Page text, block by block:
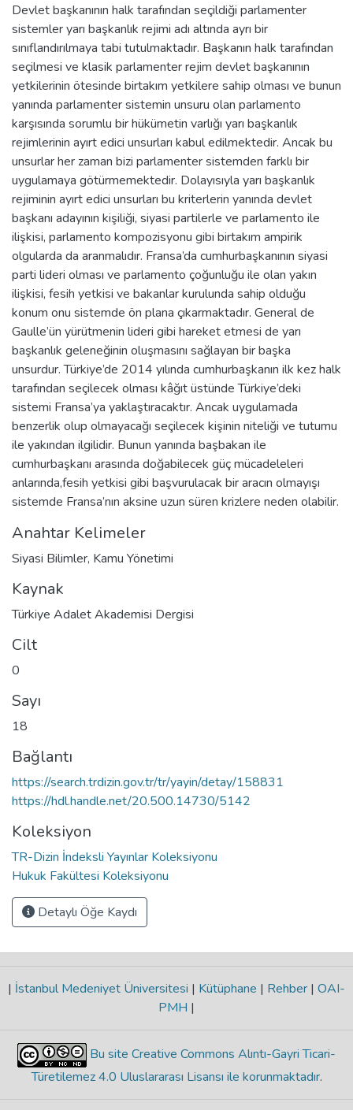
Devlet başkanının halk tarafından seçildiği parlamenter
sistemler yarı başkanlık rejimi adı altında ayrı bir
sınıflandırılmaya tabi tutulmaktadır. Başkanın halk tarafından
seçilmesi ve klasik parlamenter rejim devlet başkanının
yetkilerinin ötesinde birtakım yetkilere sahip olması ve bunun
yanında parlamenter sistemin unsuru olan parlamento
karşısında sorumlu bir hükümetin varlığı yarı başkanlık
rejimlerinin ayırt edici unsurları kabul edilmektedir. Ancak bu
unsurlar her zaman bizi parlamenter sistemden farklı bir
uygulamaya götürmemektedir. Dolayısıyla yarı başkanlık
rejiminin ayırt edici unsurları bu kriterlerin yanında devlet
başkanı adayının kişiliği, siyasi partilerle ve parlamento ile
ilişkisi, parlamento kompozisyonu gibi birtakım ampirik
olgularda da aranmalıdır. Fransa’da cumhurbaşkanının siyasi
parti lideri olması ve parlamento çoğunluğu ile olan yakın
ilişkisi, fesih yetkisi ve bakanlar kurulunda sahip olduğu
konum onu sistemde ön plana çıkarmaktadır. General de
Gaulle’ün yürütmenin lideri gibi hareket etmesi de yarı
başkanlık geleneğinin oluşmasını sağlayan bir başka
unsurdur. Türkiye’de 2014 yılında cumhurbaşkanın ilk kez halk
tarafından seçilecek olması kâğıt üstünde Türkiye’deki
sistemi Fransa’ya yaklaştıracaktır. Ancak uygulamada
benzerlik olup olmayacağı seçilecek kişinin niteliği ve tutumu
ile yakından ilgilidir. Bunun yanında başbakan ile
cumhurbaşkanı arasında doğabilecek güç mücadeleleri
anlarında,fesih yetkisi gibi başvurulacak bir aracın olmayışı
sistemde Fransa’nın aksine uzun süren krizlere neden olabilir.
Anahtar Kelimeler
Siyasi Bilimler, Kamu Yönetimi
Kaynak
Türkiye Adalet Akademisi Dergisi
Cilt
0
Sayı
18
Bağlantı
https://search.trdizin.gov.tr/tr/yayin/detay/158831
https://hdl.handle.net/20.500.14730/5142
Koleksiyon
TR-Dizin İndeksli Yayınlar Koleksiyonu
Hukuk Fakültesi Koleksiyonu
Detaylı Öğe Kaydı
| İstanbul Medeniyet Üniversitesi | Kütüphane | Rehber | OAI-
PMH |
Bu site Creative Commons Alıntı-Gayri Ticari-
Türetilemez 4.0 Uluslararası Lisansı ile korunmaktadır.